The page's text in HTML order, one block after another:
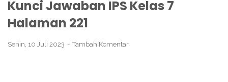
Kunci Jawaban IPS Kelas 7
Halaman 221
Senin, 10 Juli 2023 Tambah Komentar